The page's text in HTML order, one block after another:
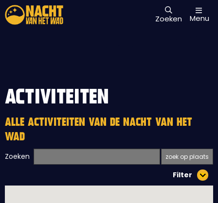
Zoeken Menu
ACTIVITEITEN
ALLE ACTIVITEITEN VAN DE NACHT VAN HET
WAD
Zoeken
Filter